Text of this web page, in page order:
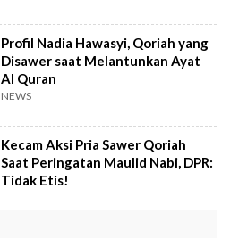
Profil Nadia Hawasyi, Qoriah yang
Disawer saat Melantunkan Ayat
Al Quran
NEWS
Kecam Aksi Pria Sawer Qoriah
Saat Peringatan Maulid Nabi, DPR:
Tidak Etis!